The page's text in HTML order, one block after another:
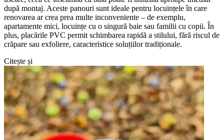
după montaj. Aceste panouri sunt ideale pentru locuințele în care
renovarea ar crea prea multe inconveniente – de exemplu,
apartamente mici, locuințe cu o singură baie sau familii cu copii. În
plus, placările PVC permit schimbarea rapidă a stilului, fără riscul de
crăpare sau exfoliere, caracteristice soluțiilor tradiționale.
Citește și